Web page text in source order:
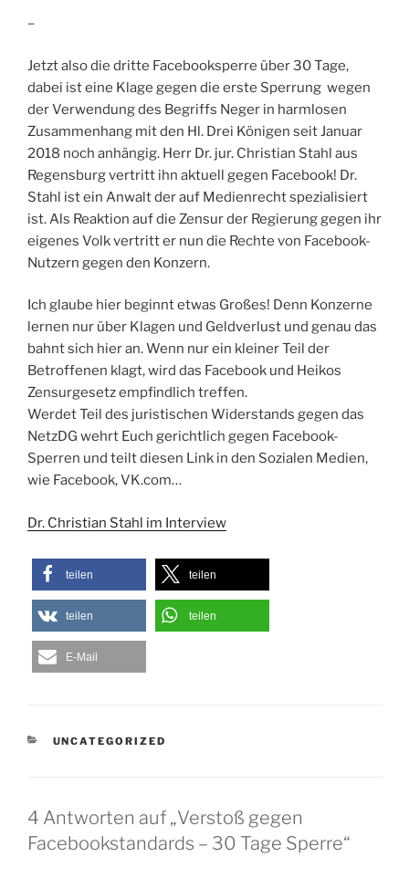
–
Jetzt also die dritte Facebooksperre über 30 Tage,
dabei ist eine Klage gegen die erste Sperrung wegen
der Verwendung des Begriffs Neger in harmlosen
Zusammenhang mit den Hl. Drei Königen seit Januar
2018 noch anhängig. Herr Dr. jur. Christian Stahl aus
Regensburg vertritt ihn aktuell gegen Facebook! Dr.
Stahl ist ein Anwalt der auf Medienrecht spezialisiert
ist. Als Reaktion auf die Zensur der Regierung gegen ihr
eigenes Volk vertritt er nun die Rechte von Facebook-
Nutzern gegen den Konzern.
Ich glaube hier beginnt etwas Großes! Denn Konzerne
lernen nur über Klagen und Geldverlust und genau das
bahnt sich hier an. Wenn nur ein kleiner Teil der
Betroffenen klagt, wird das Facebook und Heikos
Zensurgesetz empfindlich treffen.
Werdet Teil des juristischen Widerstands gegen das
NetzDG wehrt Euch gerichtlich gegen Facebook-
Sperren und teilt diesen Link in den Sozialen Medien,
wie Facebook, VK.com…
Dr. Christian Stahl im Interview
teilen teilen
teilen teilen
E-Mail
KATEGORIEN
UNCATEGORIZED
4 Antworten auf „Verstoß gegen
Facebookstandards – 30 Tage Sperre“